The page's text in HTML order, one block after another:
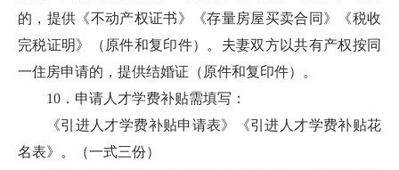
的，提供《不动产权证书》《存量房屋买卖合同》《税收
完税证明》（原件和复印件）。夫妻双方以共有产权按同
一住房申请的，提供结婚证（原件和复印件）。
10．申请人才学费补贴需填写：
《引进人才学费补贴申请表》《引进人才学费补贴花
名表》。（一式三份）